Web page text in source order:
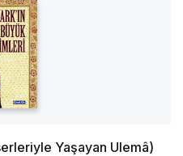
Yaşayan Ulemâ)